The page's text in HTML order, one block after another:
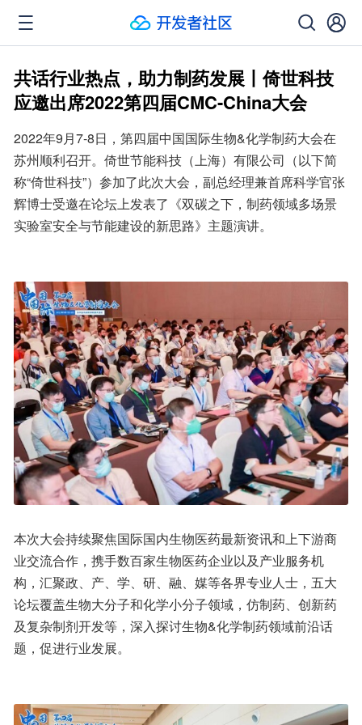
共话行业热点，助力制药发展丨倚世科技
应邀出席2022第四届CMC-China大会
2022年9月7-8日，第四届中国国际生物&化学制药大会在
苏州顺利召开。倚世节能科技（上海）有限公司（以下简
称“倚世科技”）参加了此次大会，副总经理兼首席科学官张
辉博士受邀在论坛上发表了《双碳之下，制药领域多场景
实验室安全与节能建设的新思路》主题演讲。
本次大会持续聚焦国际国内生物医药最新资讯和上下游商
业交流合作，携手数百家生物医药企业以及产业服务机
构，汇聚政、产、学、研、融、媒等各界专业人士，五大
论坛覆盖生物大分子和化学小分子领域，仿制药、创新药
及复杂制剂开发等，深入探讨生物&化学制药领域前沿话
题，促进行业发展。